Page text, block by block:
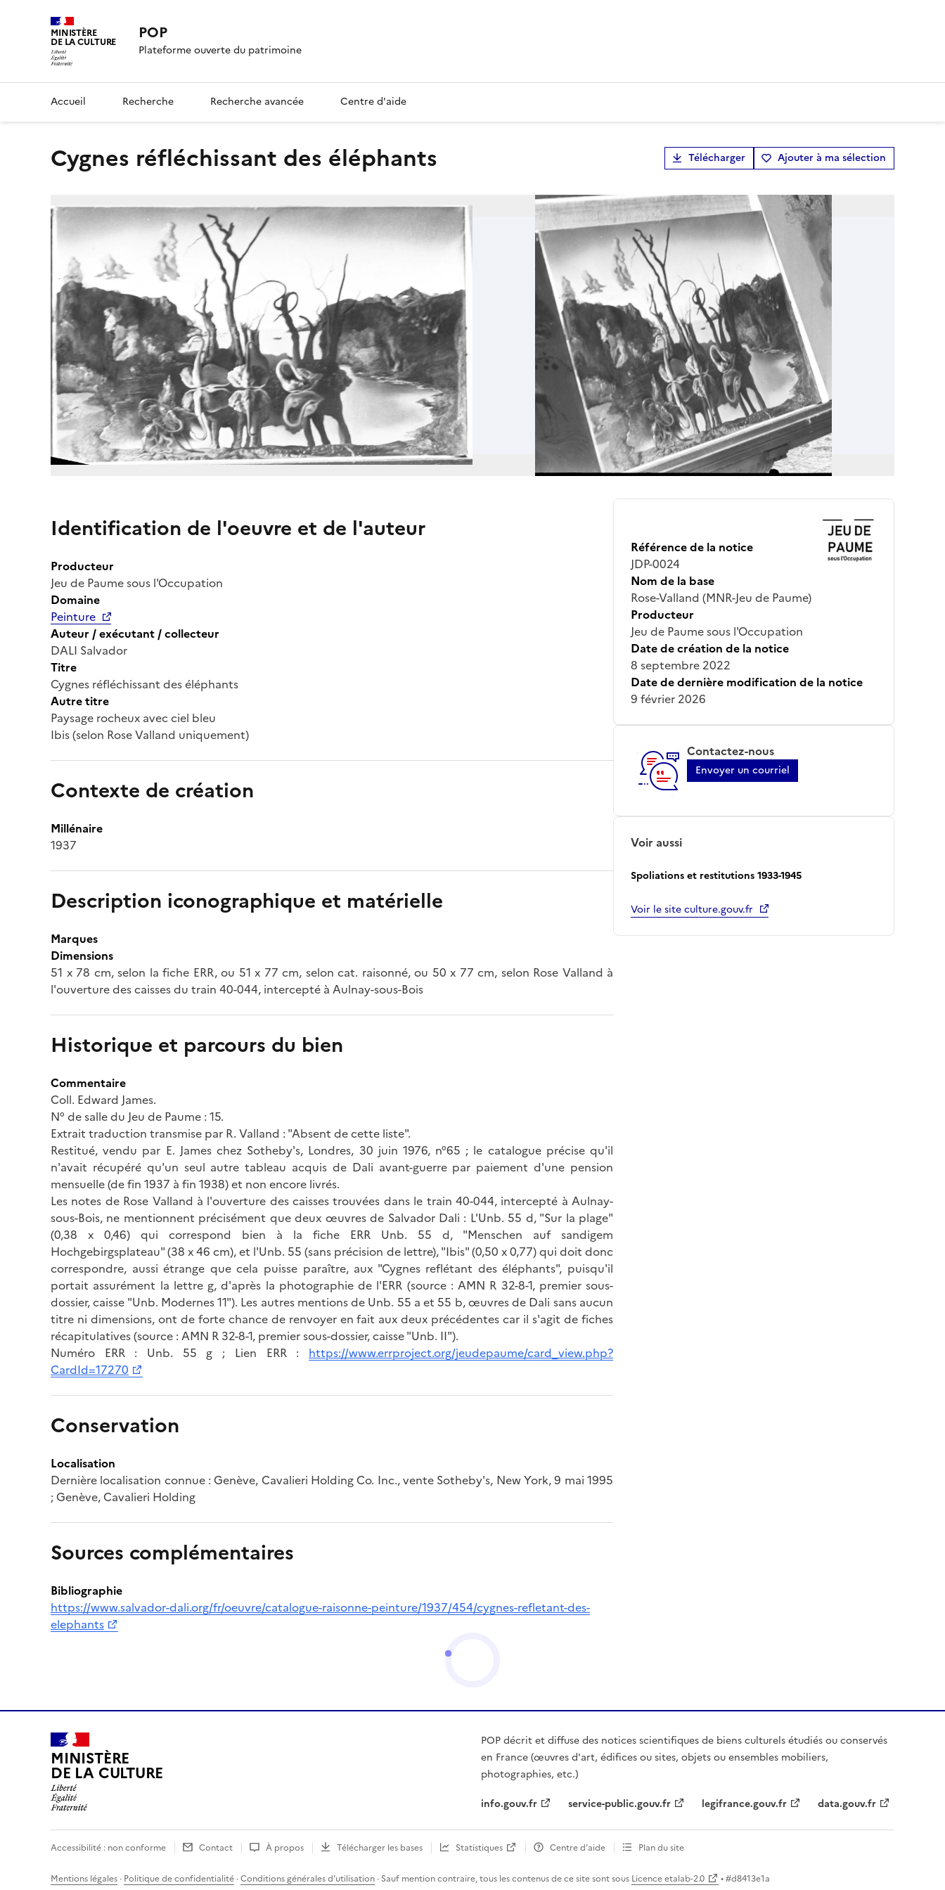
MINISTÈRE
DE LA CULTURE POP
Plateforme ouverte du patrimoine
Accueil Recherche Recherche avancée Centre d'aide
Cygnes réfléchissant des éléphants Télécharger Ajouter à ma sélection
Identification de l'oeuvre et de l'auteur
Producteur
Jeu de Paume sous l'Occupation
Domaine
Peinture
Auteur / exécutant / collecteur
DALI Salvador
Titre
Cygnes réfléchissant des éléphants
Autre titre
Paysage rocheux avec ciel bleu
Ibis (selon Rose Valland uniquement)
Contexte de création
Millénaire
1937
Description iconographique et matérielle
Marques
Dimensions
51 x 78 cm, selon la fiche ERR, ou 51 x 77 cm, selon cat. raisonné, ou 50 x 77 cm, selon Rose Valland à
l'ouverture des caisses du train 40-044, intercepté à Aulnay-sous-Bois
Historique et parcours du bien
Commentaire
Coll. Edward James.
N° de salle du Jeu de Paume : 15.
Extrait traduction transmise par R. Valland : "Absent de cette liste".
Restitué, vendu par E. James chez Sotheby's, Londres, 30 juin 1976, n°65 ; le catalogue précise qu'il
n'avait récupéré qu'un seul autre tableau acquis de Dali avant-guerre par paiement d'une pension
mensuelle (de fin 1937 à fin 1938) et non encore livrés.
Les notes de Rose Valland à l'ouverture des caisses trouvées dans le train 40-044, intercepté à Aulnay-
sous-Bois, ne mentionnent précisément que deux œuvres de Salvador Dali : L'Unb. 55 d, "Sur la plage"
(0,38 x 0,46) qui correspond bien à la fiche ERR Unb. 55 d, "Menschen auf sandigem
Hochgebirgsplateau" (38 x 46 cm), et l'Unb. 55 (sans précision de lettre), "Ibis" (0,50 x 0,77) qui doit donc
correspondre, aussi étrange que cela puisse paraître, aux "Cygnes reflétant des éléphants", puisqu'il
portait assurément la lettre g, d'après la photographie de l'ERR (source : AMN R 32-8-1, premier sous-
dossier, caisse "Unb. Modernes 11"). Les autres mentions de Unb. 55 a et 55 b, œuvres de Dali sans aucun
titre ni dimensions, ont de forte chance de renvoyer en fait aux deux précédentes car il s'agit de fiches
récapitulatives (source : AMN R 32-8-1, premier sous-dossier, caisse "Unb. II").
Numéro ERR : Unb. 55 g ; Lien ERR : https://www.errproject.org/jeudepaume/card_view.php?
CardId=17270
Conservation
Localisation
Dernière localisation connue : Genève, Cavalieri Holding Co. Inc., vente Sotheby's, New York, 9 mai 1995
; Genève, Cavalieri Holding
Sources complémentaires
Bibliographie
https://www.salvador-dali.org/fr/oeuvre/catalogue-raisonne-peinture/1937/454/cygnes-refletant-des-
elephants
Référence de la notice
JDP-0024
Nom de la base
Rose-Valland (MNR-Jeu de Paume)
Producteur
Jeu de Paume sous l'Occupation
Date de création de la notice
8 septembre 2022
Date de dernière modification de la notice
9 février 2026
Contactez-nous
Envoyer un courriel
Voir aussi
Spoliations et restitutions 1933-1945
Voir le site culture.gouv.fr
MINISTÈRE
DE LA CULTURE
POP décrit et diffuse des notices scientifiques de biens culturels étudiés ou conservés
en France (œuvres d'art, édifices ou sites, objets ou ensembles mobiliers,
photographies, etc.)
info.gouv.fr
service-public.gouv.fr legifrance.gouv.fr data.gouv.fr
Accessibilité : non conforme Contact À propos Télécharger les bases Statistiques Centre d’aide Plan du site
Mentions légales · Politique de confidentialité ·Conditions générales d'utilisation · Sauf mention contraire, tous les contenus de ce site sont sous Licence etalab-2.0 • #d8413e1a